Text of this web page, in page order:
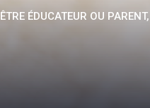
ÊTRE ÉDUCATEUR OU